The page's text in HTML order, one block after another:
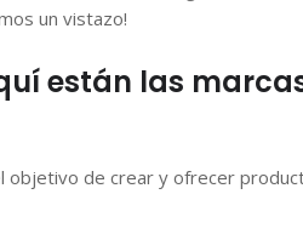
un vistazo!
están las
objetivo de crear y ofrecer